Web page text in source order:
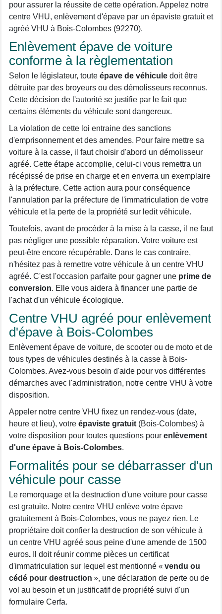
pour assurer la réussite de cette opération. Appelez notre
centre VHU, enlèvement d'épave par un épaviste gratuit et
agréé VHU à Bois-Colombes (92270).
Enlèvement épave de voiture
conforme à la règlementation
Selon le législateur, toute épave de véhicule doit être
détruite par des broyeurs ou des démolisseurs reconnus.
Cette décision de l'autorité se justifie par le fait que
certains éléments du véhicule sont dangereux.
La violation de cette loi entraine des sanctions
d'emprisonnement et des amendes. Pour faire mettre sa
voiture à la casse, il faut choisir d'abord un démolisseur
agréé. Cette étape accomplie, celui-ci vous remettra un
récépissé de prise en charge et en enverra un exemplaire
à la préfecture. Cette action aura pour conséquence
l'annulation par la préfecture de l'immatriculation de votre
véhicule et la perte de la propriété sur ledit véhicule.
Toutefois, avant de procéder à la mise à la casse, il ne faut
pas négliger une possible réparation. Votre voiture est
peut-être encore récupérable. Dans le cas contraire,
n'hésitez pas à remettre votre véhicule à un centre VHU
agréé. C'est l'occasion parfaite pour gagner une prime de
conversion. Elle vous aidera à financer une partie de
l'achat d'un véhicule écologique.
Centre VHU agréé pour enlèvement
d'épave à Bois-Colombes
Enlèvement épave de voiture, de scooter ou de moto et de
tous types de véhicules destinés à la casse à Bois-
Colombes. Avez-vous besoin d'aide pour vos différentes
démarches avec l'administration, notre centre VHU à votre
disposition.
Appeler notre centre VHU fixez un rendez-vous (date,
heure et lieu), votre épaviste gratuit (Bois-Colombes) à
votre disposition pour toutes questions pour enlèvement
d'une épave à Bois-Colombes.
Formalités pour se débarrasser d'un
véhicule pour casse
Le remorquage et la destruction d'une voiture pour casse
est gratuite. Notre centre VHU enlève votre épave
gratuitement à Bois-Colombes, vous ne payez rien. Le
propriétaire doit confier la destruction de son véhicule à
un centre VHU agréé sous peine d'une amende de 1500
euros. Il doit réunir comme pièces un certificat
d'immatriculation sur lequel est mentionné « vendu ou
cédé pour destruction », une déclaration de perte ou de
vol au besoin et un justificatif de propriété suivi d'un
formulaire Cerfa.